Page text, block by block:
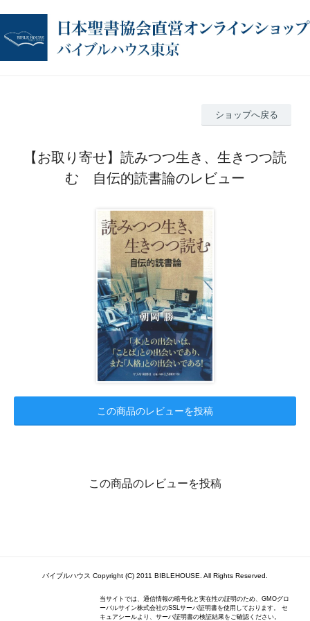
ショップへ戻る
【お取り寄せ】読みつつ生き、生きつつ読
む 自伝的読書論のレビュー
この商品のレビューを投稿
この商品のレビューを投稿
バイブルハウス Copyright (C) 2011 BIBLEHOUSE. All Rights Reserved.
当サイトでは、通信情報の暗号化と実在性の証明のため、GMOグロ
ーバルサイン株式会社のSSLサーバ証明書を使用しております。 セ
キュアシールより、サーバ証明書の検証結果をご確認ください。